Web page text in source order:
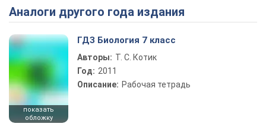
Play Video
Аналоги другого года издания
показать
обложку
ГДЗ Биология 7 класс
Авторы: Т. С. Котик
Год: 2011
Описание: Рабочая тетрадь